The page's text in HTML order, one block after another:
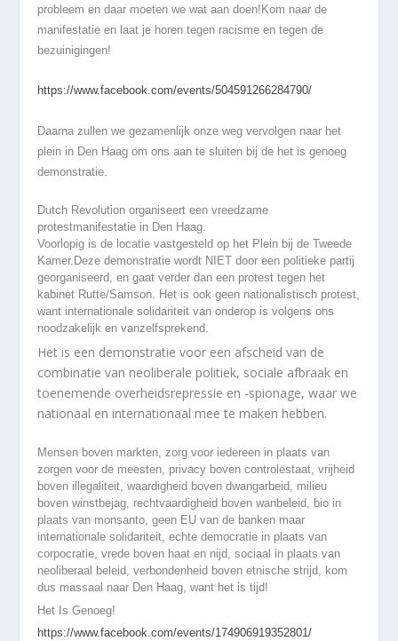
probleem en daar moeten we wat aan doen!Kom naar de
manifestatie en laat je horen tegen racisme en tegen de
bezuinigingen!
https://www.facebook.com/events/504591266284790/
Daarna zullen we gezamenlijk onze weg vervolgen naar het
plein in Den Haag om ons aan te sluiten bij de het is genoeg
demonstratie.
Dutch Revolution organiseert een vreedzame
protestmanifestatie in Den Haag.
Voorlopig is de locatie vastgesteld op het Plein bij de Tweede
Kamer.Deze demonstratie wordt NIET door een politieke partij
georganiseerd, en gaat verder dan een protest tegen het
kabinet Rutte/Samson. Het is ook geen nationalistisch protest,
want internationale solidariteit van onderop is volgens ons
noodzakelijk en vanzelfsprekend.
Het is een demonstratie voor een afscheid van de
combinatie van neoliberale politiek, sociale afbraak en
toenemende overheidsrepressie en -spionage, waar we
nationaal en internationaal mee te maken hebben.
Mensen boven markten, zorg voor iedereen in plaats van
zorgen voor de meesten, privacy boven controlestaat, vrijheid
boven illegaliteit, waardigheid boven dwangarbeid, milieu
boven winstbejag, rechtvaardigheid boven wanbeleid, bio in
plaats van monsanto, geen EU van de banken maar
internationale solidariteit, echte democratie in plaats van
corpocratie, vrede boven haat en nijd, sociaal in plaats van
neoliberaal beleid, verbondenheid boven etnische strijd, kom
dus massaal naar Den Haag, want het is tijd!
Het Is Genoeg!
https://www.facebook.com/events/174906919352801/